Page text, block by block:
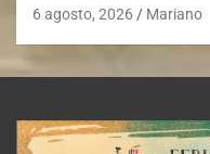
6 agosto, 2026 Mariano